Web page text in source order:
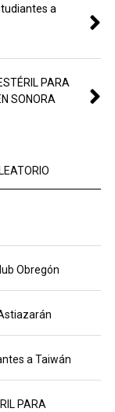
a
PARA
SONORA
Obregón
a Taiwán
PARA